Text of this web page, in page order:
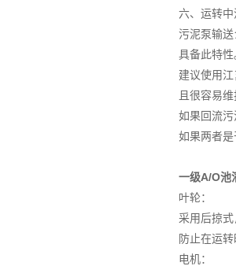
六、运转
污泥泵输
具备此特性
建议使用
且很容易
如果回流
如果两者
一级A/O池
叶轮：
采用后掠
防止在运
电机：